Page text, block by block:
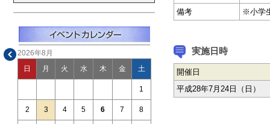
2026年8月
日 月 火 水 木 金 土
1
2 3 4 5 6 7 8
備考
※小学
実施日時
開催日
平成28年7月24日（日）